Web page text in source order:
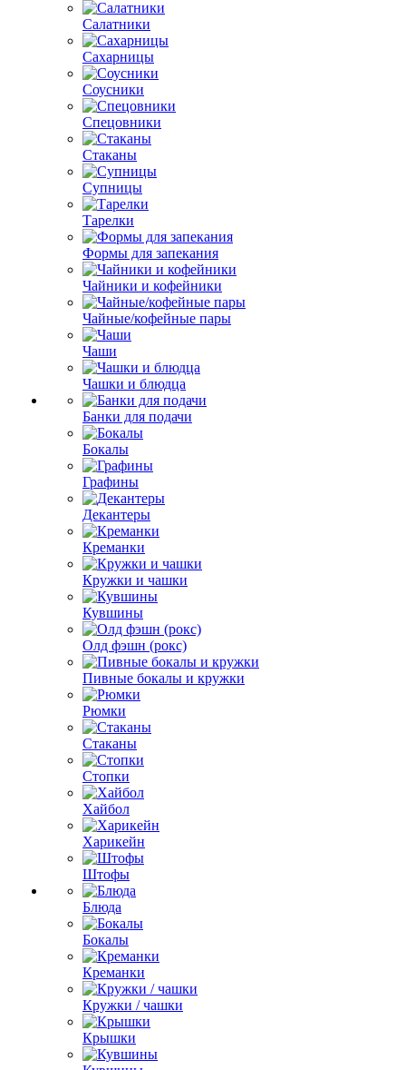
Салатники
Сахарницы
Соусники
Спецовники
Стаканы
Супницы
Тарелки
Формы для запекания
Чайники и кофейники
Чайные/кофейные пары
Чаши
Чашки и блюдца
Банки для подачи
Бокалы
Графины
Декантеры
Креманки
Кружки и чашки
Кувшины
Олд фэшн (рокс)
Пивные бокалы и кружки
Рюмки
Стаканы
Стопки
Хайбол
Харикейн
Штофы
Блюда
Бокалы
Креманки
Кружки / чашки
Крышки